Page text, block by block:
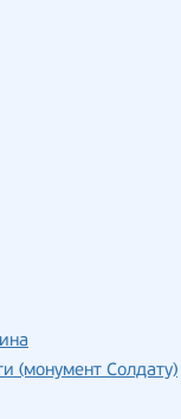
(монумент Солдату)